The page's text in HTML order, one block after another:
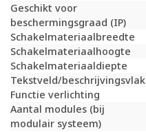
Geschikt voor
beschermingsgraad (IP)
Schakelmateriaalbreedte
Schakelmateriaalhoogte
Schakelmateriaaldiepte
Tekstveld/beschrijvingsvlak
Functie verlichting
Aantal modules (bij
modulair systeem)